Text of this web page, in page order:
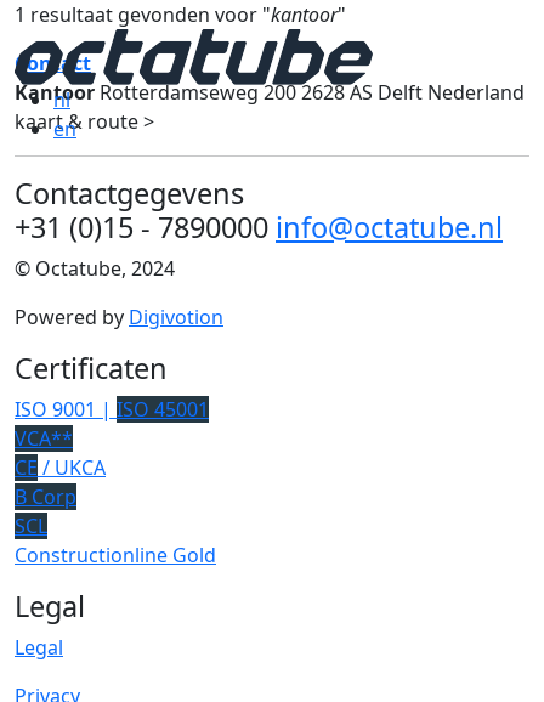
nl
en
1 resultaat gevonden voor "kantoor"
Contact
Kantoor Rotterdamseweg 200 2628 AS Delft Nederland
kaart & route >
Contactgegevens
+31 (0)15 - 7890000 info@octatube.nl
© Octatube, 2024
Powered by Digivotion
Certificaten
ISO 9001 | ISO 45001
VCA**
CE / UKCA
B Corp
SCL
Constructionline Gold
Legal
Legal
Privacy